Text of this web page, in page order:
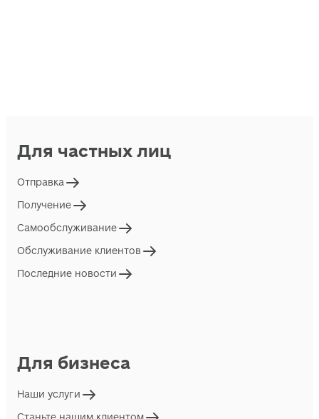
Для частных лиц
Отправка
Получение
Самообслуживание
Обслуживание клиентов
Последние новости
Для бизнеса
Наши услуги